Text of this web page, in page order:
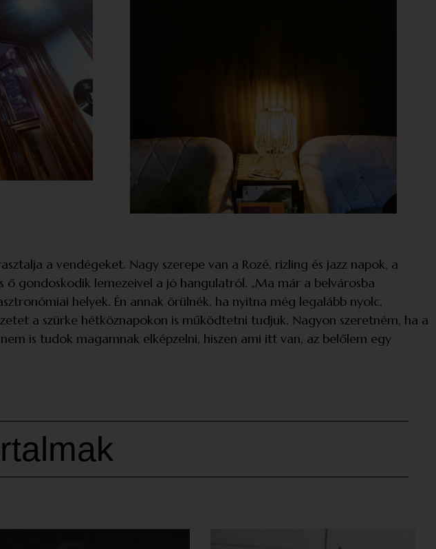
a vendégeket. Nagy szerepe van a Rozé, rizling és jazz napok, a
ő gondoskodik lemezeivel a jó hangulatról. „Ma már a belvárosba
helyek. Én annak örülnék, ha nyitna még legalább nyolc,
a szürke hétköznapokon is működtetni tudjuk. Nagyon szeretném, ha a
is tudok magamnak elképzelni, hiszen ami itt van, az belőlem egy